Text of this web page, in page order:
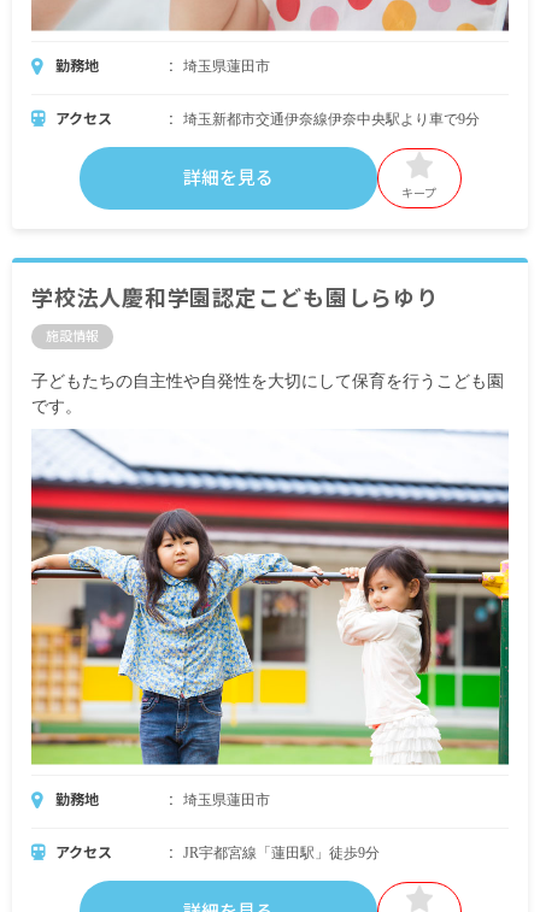
勤務地 埼玉県蓮田市
アクセス 埼玉新都市交通伊奈線伊奈中央駅より車で9分
詳細を見る
キープ
学校法人慶和学園認定こども園しらゆり
施設情報
子どもたちの自主性や自発性を大切にして保育を行うこども園
です。
勤務地 埼玉県蓮田市
アクセス JR宇都宮線「蓮田駅」徒歩9分